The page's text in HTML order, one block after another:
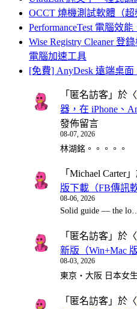
OCCT 燒機測試軟體（超
PerformanceTest 電腦效
Wise Registry Cleaner 登
電腦加速工具
[免費] AnyDesk 遠端桌
「 匿名訪客 」於〈
器，在 iPhone、
發佈留言
08-07, 2026
林湖銘。。。。。
「 Michael Carter
版下載（FB傳訊
08-06, 2026
Solid guide — the
「 匿名訪客 」於〈
新版（Win+Mac 版
08-03, 2026
東京・大阪 日本女
「 匿名訪客 」於〈